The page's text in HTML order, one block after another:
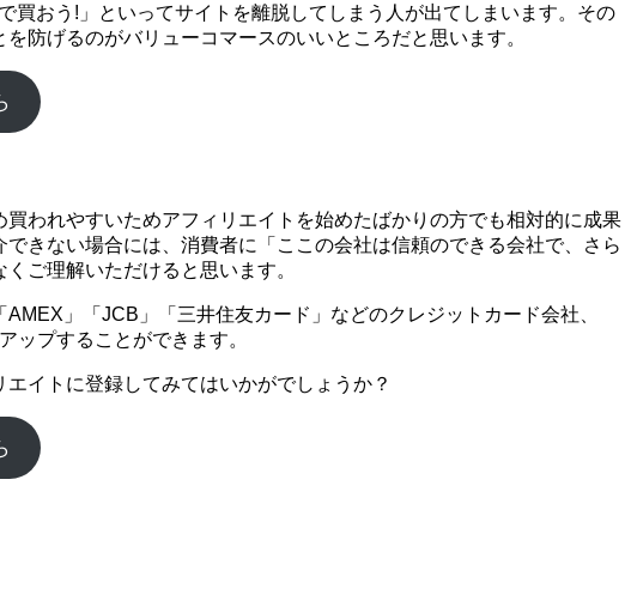
おう!」といってサイトを離脱してしまう人が出てしまいます。その
防げるのがバリューコマースのいいところだと思います。
われやすいためアフィリエイトを始めたばかりの方でも相対的に成果
きない場合には、消費者に「ここの会社は信頼のできる会社で、さら
ご理解いただけると思います。
」「JCB」「三井住友カード」などのクレジットカード会社、
ップすることができます。
イトに登録してみてはいかがでしょうか？